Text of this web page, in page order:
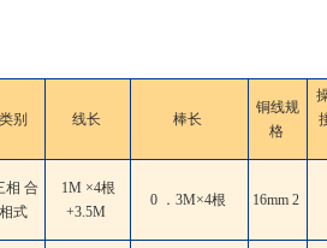
类别 线长 棒长
铜线规
格
相 合
相式
1M ×4根
+3.5M
0 ．3M×4根 16mm 2